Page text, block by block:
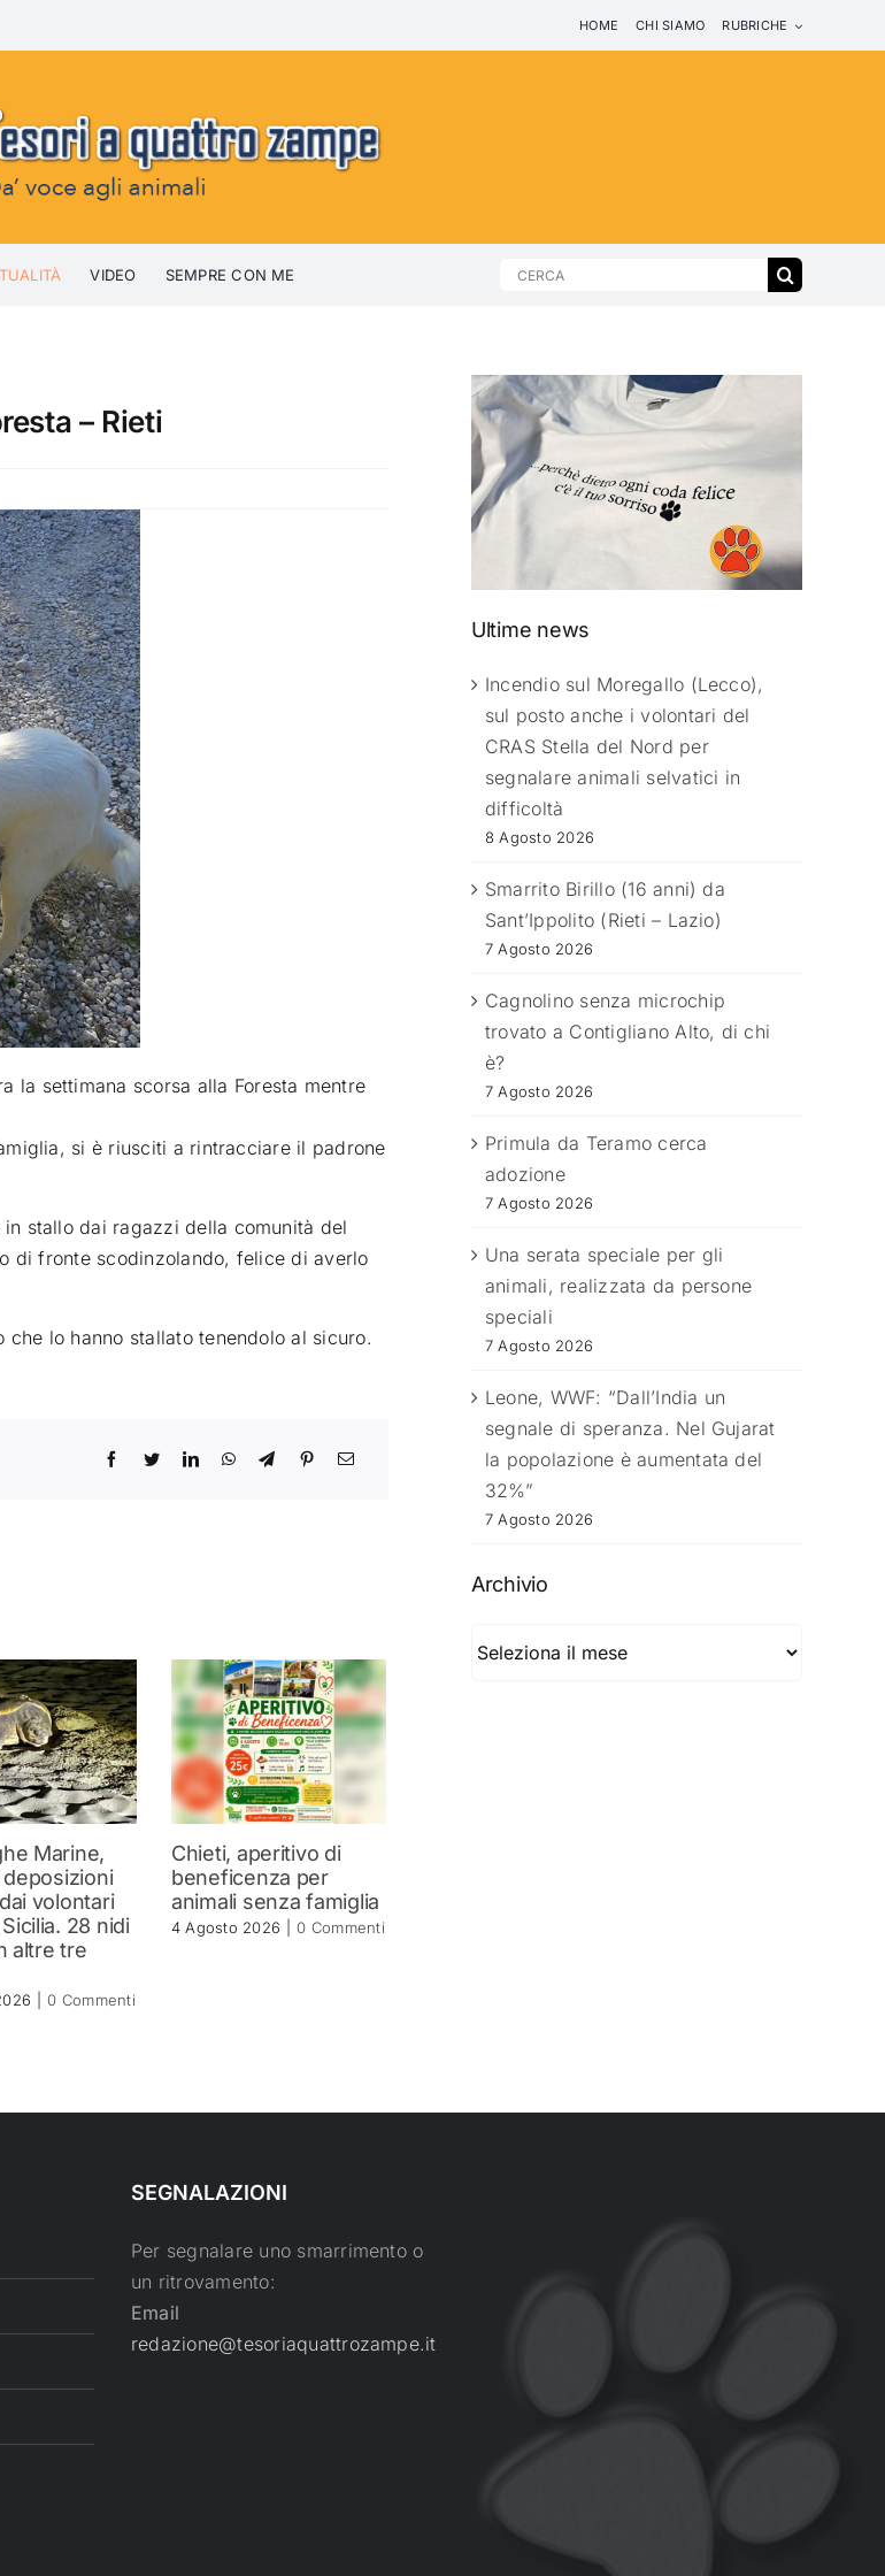
HOME CHI SIAMO RUBRICHE
VIDEO SEMPRE CON ME
Search
– Rieti
la settimana scorsa alla Foresta mentre
si è riusciti a rintracciare il padrone
stallo dai ragazzi della comunità del
di fronte scodinzolando, felice di averlo
lo hanno stallato tenendolo al sicuro.
Marine,
deposizioni
volontari
28 nidi
altre tre
0 Commenti
Chieti, aperitivo di
beneficenza per
animali senza famiglia
4 Agosto 2026 0 Commenti
Ultime news
Incendio sul Moregallo (Lecco),
sul posto anche i volontari del
CRAS Stella del Nord per
segnalare animali selvatici in
difficoltà
8 Agosto 2026
Smarrito Birillo (16 anni) da
Sant’Ippolito (Rieti – Lazio)
7 Agosto 2026
Cagnolino senza microchip
trovato a Contigliano Alto, di chi
è?
7 Agosto 2026
Primula da Teramo cerca
adozione
7 Agosto 2026
Una serata speciale per gli
animali, realizzata da persone
speciali
7 Agosto 2026
Leone, WWF: “Dall’India un
segnale di speranza. Nel Gujarat
la popolazione è aumentata del
32%”
7 Agosto 2026
Archivio
SEGNALAZIONI
Per segnalare uno smarrimento o
un ritrovamento:
Email
redazione@tesoriaquattrozampe.it